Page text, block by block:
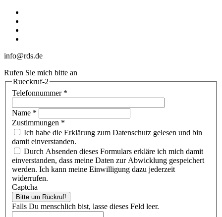
info@rds.de
Rufen Sie mich bitte an
Rueckruf-2
Telefonnummer *
Name *
Zustimmungen *
Ich habe die Erklärung zum Datenschutz gelesen und bin
damit einverstanden.
Durch Absenden dieses Formulars erkläre ich mich damit
einverstanden, dass meine Daten zur Abwicklung gespeichert
werden. Ich kann meine Einwilligung dazu jederzeit
widerrufen.
Captcha
Bitte um Rückruf!
Falls Du menschlich bist, lasse dieses Feld leer.